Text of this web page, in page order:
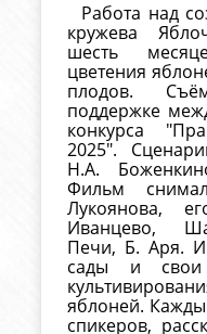
Работа над
кружева
шесть
цветения
плодов.
поддержке
конкурса
2025".
Н.А.
Фильм
Лукоянова,
Иванцево,
Печи, Б. Аря.
сады и свои
яблоней.
спикеров,